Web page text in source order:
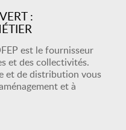
:
est le fournisseur
et des collectivités.
et de distribution vous
et à